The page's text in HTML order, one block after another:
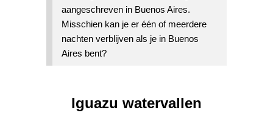
aangeschreven in Buenos Aires.
Misschien kan je er één of meerdere
nachten verblijven als je in Buenos
Aires bent?
Iguazu watervallen